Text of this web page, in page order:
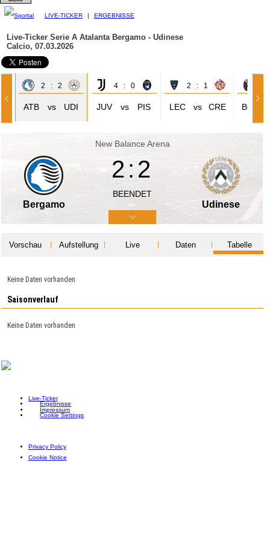
LIVE-TICKER | ERGEBNISSE
Live-Ticker Serie A Atalanta Bergamo - Udinese
Calcio, 07.03.2026
2 : 2
ATB vs UDI
4 : 0
JUV vs PIS
2 : 1
LEC vs CRE BOL
New Balance Arena
Bergamo
2:2
BEENDET
Udinese
Vorschau Aufstellung Live Daten Tabelle
Keine Daten vorhanden
Saisonverlauf
Keine Daten vorhanden
Live-Ticker
Ergebnisse
Impressum
Cookie Settings
Privacy Policy
Cookie Notice